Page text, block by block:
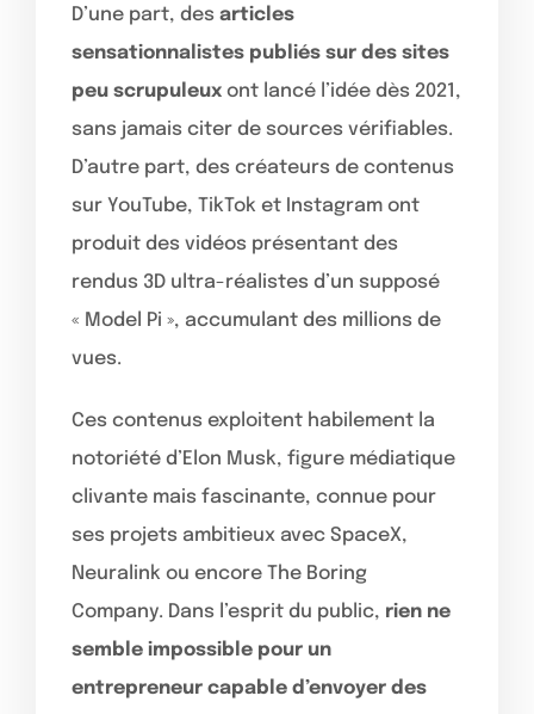
D’une part, des articles
sensationnalistes publiés sur des sites
peu scrupuleux ont lancé l’idée dès 2021,
sans jamais citer de sources vérifiables.
D’autre part, des créateurs de contenus
sur YouTube, TikTok et Instagram ont
produit des vidéos présentant des
rendus 3D ultra-réalistes d’un supposé
« Model Pi », accumulant des millions de
vues.
Ces contenus exploitent habilement la
notoriété d’Elon Musk, figure médiatique
clivante mais fascinante, connue pour
ses projets ambitieux avec SpaceX,
Neuralink ou encore The Boring
Company. Dans l’esprit du public, rien ne
semble impossible pour un
entrepreneur capable d’envoyer des